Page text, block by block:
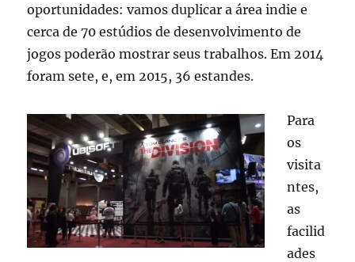
oportunidades: vamos duplicar a área indie e
cerca de 70 estúdios de desenvolvimento de
jogos poderão mostrar seus trabalhos. Em 2014
foram sete, e, em 2015, 36 estandes.
Para
os
visita
ntes,
as
facilid
ades